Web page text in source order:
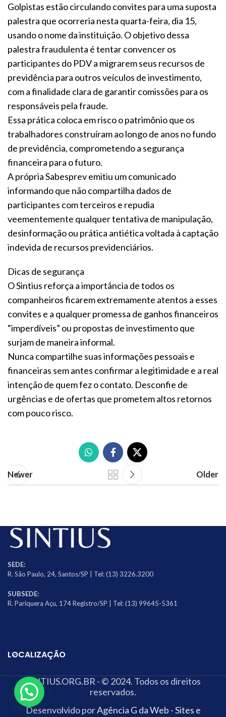
Golpistas estão circulando convites para uma suposta
palestra que ocorreria nesta quarta-feira, dia 15,
usando o nome da instituição. O objetivo dessa
palestra fraudulenta é tentar convencer os
participantes do PDV a migrarem seus recursos de
previdência para outros veículos de investimento,
com a finalidade clara de garantir comissões para os
responsáveis pela fraude.
Essa prática coloca em risco o patrimônio que os
trabalhadores construíram ao longo de anos no fundo
de previdência, comprometendo a segurança
financeira para o futuro.
A própria Sabesprev emitiu um comunicado
informando que não compartilha dados de
participantes com terceiros e repudia
veementemente qualquer tentativa de manipulação,
desinformação ou prática antiética voltada à captação
indevida de recursos previdenciários.
Dicas de segurança
O Sintius reforça a importância de todos os
companheiros ficarem extremamente atentos a esses
convites e a qualquer promessa de ganhos financeiros
“imperdíveis” ou propostas de investimento que
surjam de maneira informal.
Nunca compartilhe suas informações pessoais e
financeiras sem antes confirmar a legitimidade e a real
intenção de quem fez o contato. Desconfie de
urgências e de ofertas que prometem altos retornos
com pouco risco.
Newer Older
SEDE:
R. São Paulo, 24, Santos/SP | Tel: (13) 3226.3200
SUBSEDE:
R. Pariquera Açu, 174 Registro/SP | Tel: (13) 99645-5361
LOCALIZAÇÃO
SINTIUS.ORG.BR - © 2024. Todos os direitos
reservados.
Desenvolvido porAgência G da Web - Sites e